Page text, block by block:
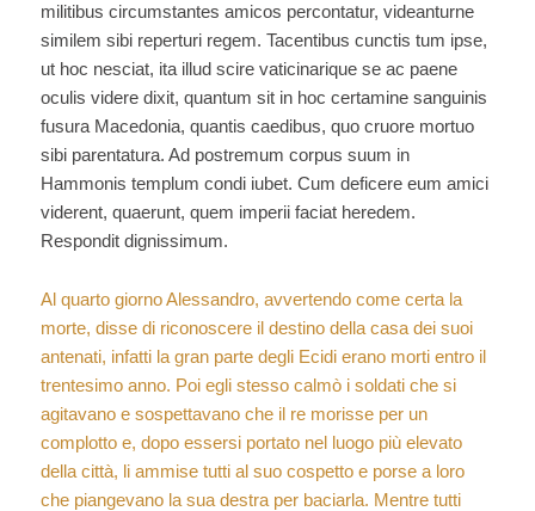
militibus circumstantes amicos percontatur, videanturne
similem sibi reperturi regem. Tacentibus cunctis tum ipse,
ut hoc nesciat, ita illud scire vaticinarique se ac paene
oculis videre dixit, quantum sit in hoc certamine sanguinis
fusura Macedonia, quantis caedibus, quo cruore mortuo
sibi parentatura. Ad postremum corpus suum in
Hammonis templum condi iubet. Cum deficere eum amici
viderent, quaerunt, quem imperii faciat heredem.
Respondit dignissimum.
Al quarto giorno Alessandro, avvertendo come certa la
morte, disse di riconoscere il destino della casa dei suoi
antenati, infatti la gran parte degli Ecidi erano morti entro il
trentesimo anno. Poi egli stesso calmò i soldati che si
agitavano e sospettavano che il re morisse per un
complotto e, dopo essersi portato nel luogo più elevato
della città, li ammise tutti al suo cospetto e porse a loro
che piangevano la sua destra per baciarla. Mentre tutti